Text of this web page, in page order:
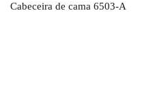
Cabeceira de cama 6503-A